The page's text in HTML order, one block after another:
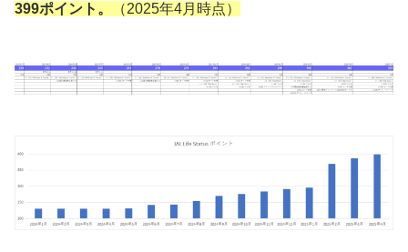
399ポイント。
（2025年4月時点）